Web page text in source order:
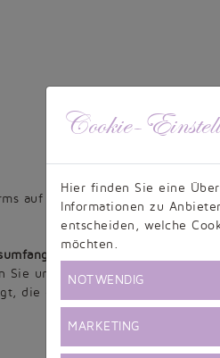
auf Höhe des Ellbogens mit
Sie um den Hals herum, aber
die einen hohen Kragen haben
Cookie-
Hier finden Sie eine
Informationen zu
entscheiden, welche
möchten.
NOTWENDIG
MARKETING